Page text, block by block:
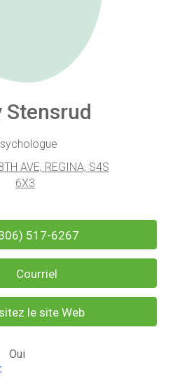
Stensrud
AVE, REGINA, S4S
6X3
517-6267
Courriel
le site Web
Oui